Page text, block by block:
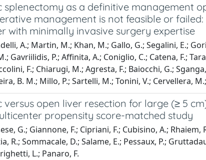
splenectomy as a definitive management
management is not feasible or
with minimally invasive surgery expertise
A.; Martin, M.; Khan, M.; Gallo, G.; Segalini, E.;
Gavriilidis, P.; Affinita, A.; Coniglio, C.; Catena, F.;
F.; Chiarugi, M.; Agresta, F.; Baiocchi, G.;
B. M.; Millo, P.; Sartelli, M.; Tonini, V.; Cervellera,
versus open liver resection for large (≥ 5
propensity score-matched study
G.; Giannone, F.; Cipriani, F.; Cubisino, A.;
R.; Sommacale, D.; Salame, E.; Pessaux, P.;
L.; Panaro, F.